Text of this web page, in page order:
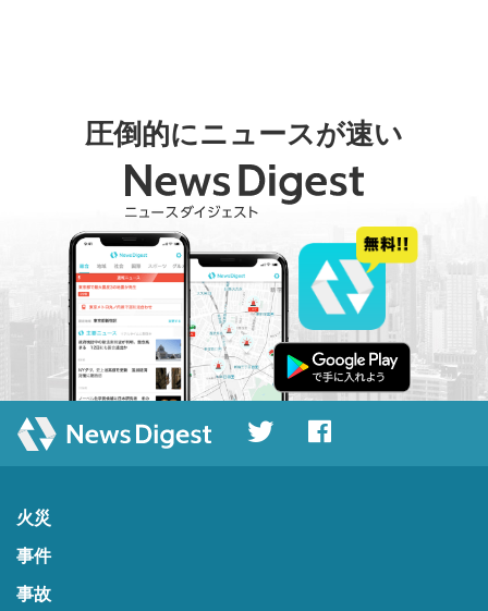
圧倒的にニュースが速い
火災
事件
事故